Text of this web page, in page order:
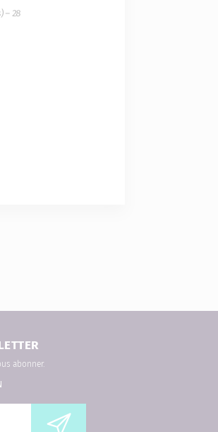
– 28
abonner.